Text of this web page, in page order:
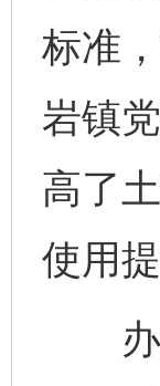
标准
岩镇
高了
使用
办好